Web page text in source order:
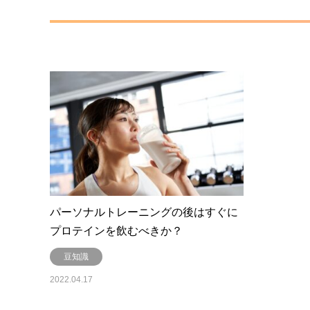
パーソナルトレーニングの後はすぐに
プロテインを飲むべきか？
豆知識
2022.04.17